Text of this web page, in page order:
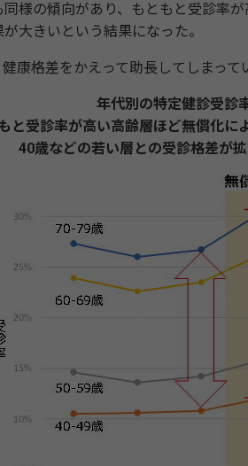
様の傾向があり、もともと受診率
大きいという結果になった。
康格差をかえって助長してしまって
年代別の特定健診受診
と受診率が高い高齢層ほど無償化に
40歳などの若い層との受診格差が